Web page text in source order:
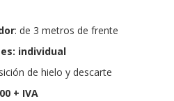
: de 3 metros de frente
individual
de hielo y descarte
+ IVA